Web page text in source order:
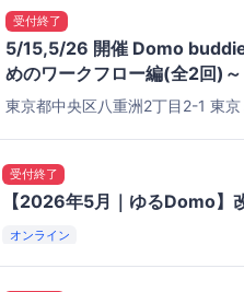
受付終了
5/15,5/26 開催 Domo
めのワークフロー編(全2回)～
東京都中央区八重洲2丁目2-1 東
受付終了
【2026年5月｜ゆるDomo】
オンライン